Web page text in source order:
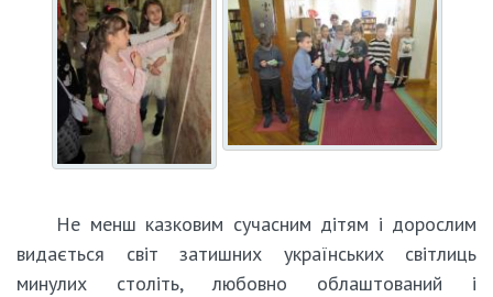
Не менш казковим сучасним дітям і дорослим
видається світ затишних українських світлиць
минулих століть, любовно облаштований і